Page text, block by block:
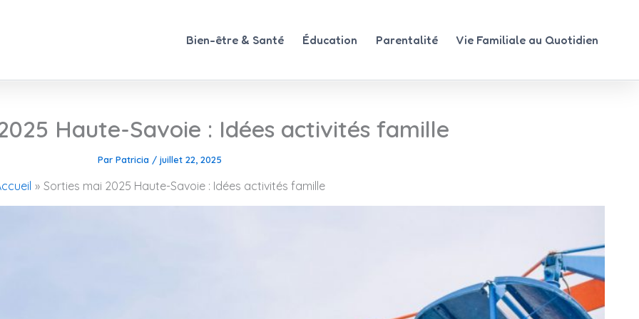
Bien-être & Santé Éducation Parentalité Vie Familiale au Quotidien
Haute-Savoie : Idées activités famille
Par Patricia / juillet 22, 2025
Sorties mai 2025 Haute-Savoie : Idées activités famille